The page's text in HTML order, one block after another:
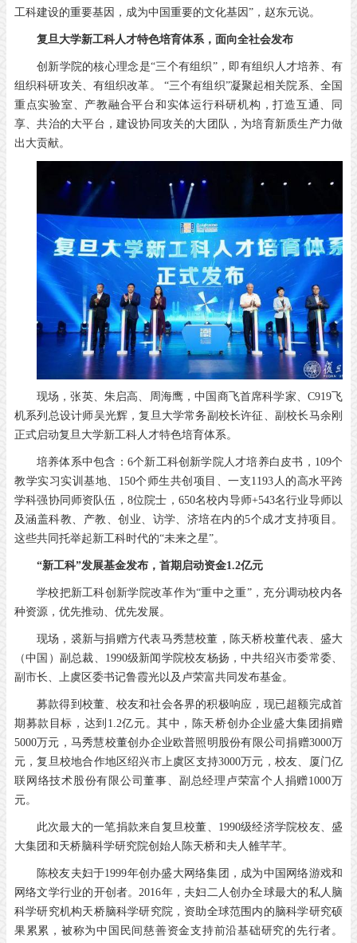
工科建设的重要基因，成为中国重要的文化基因”，赵东元说。
复旦大学新工科人才特色培育体系， 面向全社会发布
创新学院的核心理念是“三个有组织”，即有组织人才培养、有
组织科研攻关、有组织改革。 “三个有组织”凝聚起相关院系、全国
重点实验室、产教融合平台和实体运行科研机构，打造互通、同
享、共治的大平台，建设协同攻关的大团队，为培育新质生产力做
出大贡献。
现场，张英、朱启高、周海鹰，中国商飞首席科学家、C919飞
机系列总设计师吴光辉，复旦大学常务副校长许征、副校长马余刚
正式启动复旦大学新工科人才特色培育体系。
培养体系中包含：6个新工科创新学院人才培养白皮书，109个
教学实习实训基地、150个师生共创项目、一支1193人的高水平跨
学科强协同师资队伍，8位院士，650名校内导师+543名行业导师以
及涵盖科教、产教、创业、访学、济培在内的5个成才支持项目。
这些共同托举起新工科时代的“未来之星”。
“新工科”发展基金发布， 首期启动资金1.2亿元
学校把新工科创新学院改革作为“重中之重”，充分调动校内各
种资源，优先推动、优先发展。
现场，裘新与捐赠方代表马秀慧校董，陈天桥校董代表、盛大
（中国）副总裁、1990级新闻学院校友杨扬，中共绍兴市委常委、
副市长、上虞区委书记鲁霞光以及卢荣富共同发布基金。
募款得到校董、校友和社会各界的积极响应，现已超额完成首
期募款目标，达到1.2亿元。其中，陈天桥创办企业盛大集团捐赠
5000万元，马秀慧校董创办企业欧普照明股份有限公司捐赠3000万
元，复旦校地合作地区绍兴市上虞区支持3000万元，校友、厦门亿
联网络技术股份有限公司董事、副总经理卢荣富个人捐赠1000万
元。
此次最大的一笔捐款来自复旦校董、1990级经济学院校友、盛
大集团和天桥脑科学研究院创始人陈天桥和夫人雒芊芊。
陈校友夫妇于1999年创办盛大网络集团，成为中国网络游戏和
网络文学行业的开创者。2016年，夫妇二人创办全球最大的私人脑
科学研究机构天桥脑科学研究院，资助全球范围内的脑科学研究硕
果累累，被称为中国民间慈善资金支持前沿基础研究的先行者。